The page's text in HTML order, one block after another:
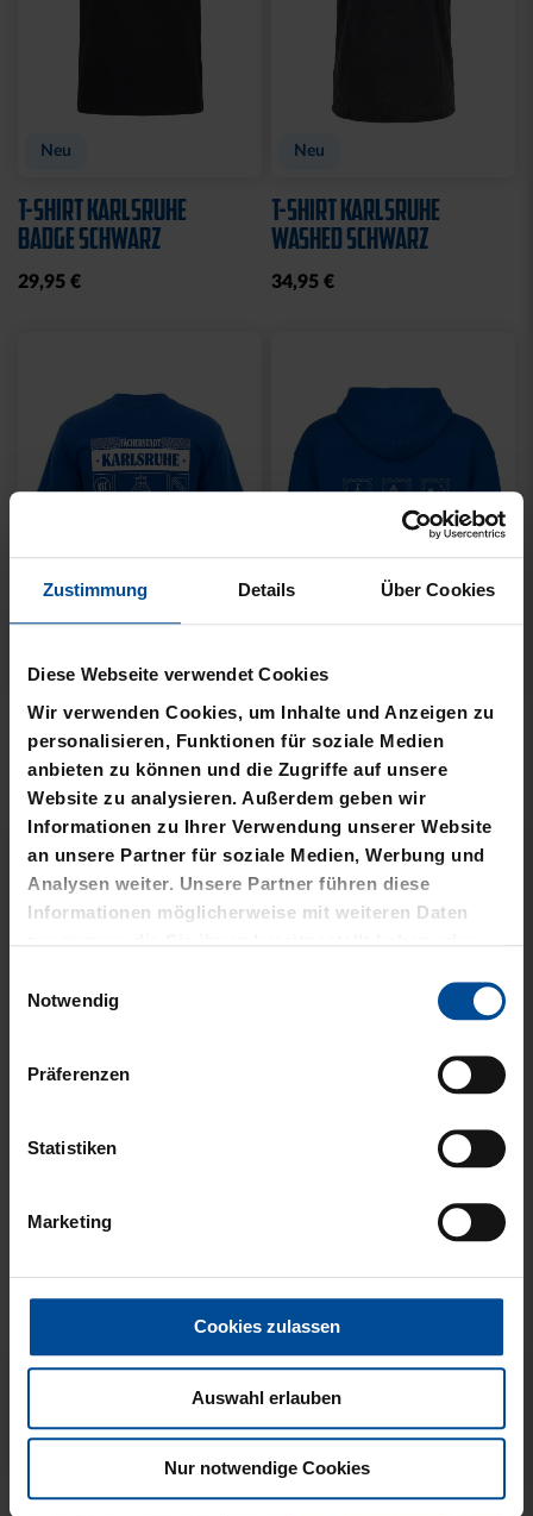
Zustimmung Details Über Cookies
Diese Webseite verwendet Cookies
Wir verwenden Cookies, um Inhalte und Anzeigen zu
personalisieren, Funktionen für soziale Medien
anbieten zu können und die Zugriffe auf unsere
Website zu analysieren. Außerdem geben wir
Informationen zu Ihrer Verwendung unserer Website
an unsere Partner für soziale Medien, Werbung und
Analysen weiter. Unsere Partner führen diese
Informationen möglicherweise mit weiteren Daten
gesammelt haben.
Notwendig
Präferenzen
Statistiken
Marketing
Cookies zulassen
Auswahl erlauben
Nur notwendige Cookies
Neu
T-SHIRT KARLSRUHE
BADGE SCHWARZ
29,95 €
Neu
T-SHIRT KARLSRUHE
WASHED SCHWARZ
34,95 €
Neu
T-SHIRT STADTMOMENTE
29,95 €
Neu
HOODIE STADTMOMENTE
59,95 €
SWEATER KARLSRUHE SWEATER KARLSRUHE